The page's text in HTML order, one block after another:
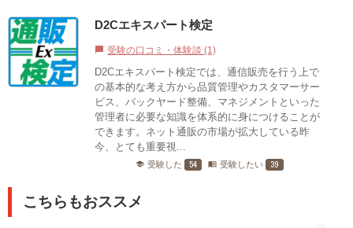
D2Cエキスパート検定
chat_bubble 受験の口コミ・体験談 (1)
D2Cエキスパート検定では、通信販売を行う上で
の基本的な考え方から品質管理やカスタマーサー
ビス、バックヤード整備、マネジメントといった
管理者に必要な知識を体系的に身につけることが
できます。ネット通販の市場が拡大している昨
今、とても重要視...
school 受験した 54 menu_book 受験したい 39
こちらもおススメ